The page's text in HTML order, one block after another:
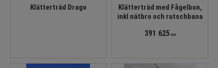
Klätterträd Drago
Klätterträd med Fågelbon,
inkl nätbro och rutschbana
391 625 KR